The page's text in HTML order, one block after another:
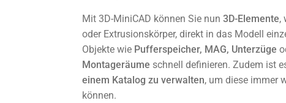
Mit 3D-MiniCAD können Sie nun3D-Elemente,
oder Extrusionskörper, direkt in das Modell
Objekte wie Pufferspeicher, MAG, Unterzüge
Montageräume schnell definieren. Zudem ist
einem Katalog zu verwalten, um diese immer
können.